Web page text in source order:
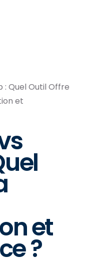
: Quel Outil Offre
et
et
?